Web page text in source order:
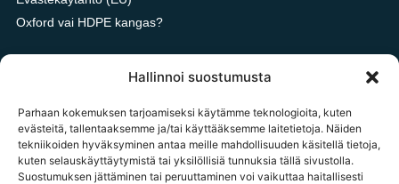
Hallinnoi suostumusta
Parhaan kokemuksen tarjoamiseksi käytämme teknologioita, kuten
evästeitä, tallentaaksemme ja/tai käyttääksemme laitetietoja. Näiden
tekniikoiden hyväksyminen antaa meille mahdollisuuden käsitellä tietoja,
kuten selauskäyttäytymistä tai yksilöllisiä tunnuksia tällä sivustolla.
Suostumuksen jättäminen tai peruuttaminen voi vaikuttaa haitallisesti
Oxford vai HDPE kangas?
tilaukset@tavarataivas.fi
+358 45 783 386 85
MA-PE 10-14 Huom! Emme voi ottaa palautus ilmoituksia